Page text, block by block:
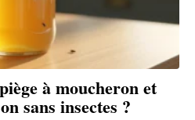
à moucheron et
sans insectes ?